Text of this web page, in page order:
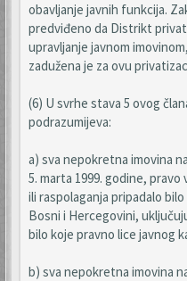
obavljanje javnih funkcija.
predviđeno da Distrikt
upravljanje javnom
zadužena je za ovu
(6) U svrhe stava 5 ovog
podrazumijeva:
a) sva nepokretna imovina
5. marta 1999. godine,
ili raspolaganja pripadalo
Bosni i Hercegovini,
bilo koje pravno lice javnog
b) sva nepokretna imovina